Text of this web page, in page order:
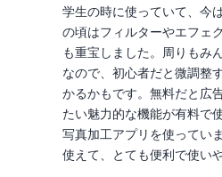
学生の時に使っていて、今
の頃はフィルターやエフェ
も重宝しました。周りもみ
なので、初心者だと微調整
かるかもです。無料だと広
たい魅力的な機能が有料で
写真加工アプリを使ってい
使えて、とても便利で使い